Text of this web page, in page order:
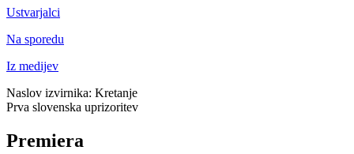
Ustvarjalci
Na sporedu
Iz medijev
Naslov izvirnika: Kretanje
Prva slovenska uprizoritev
Premiera